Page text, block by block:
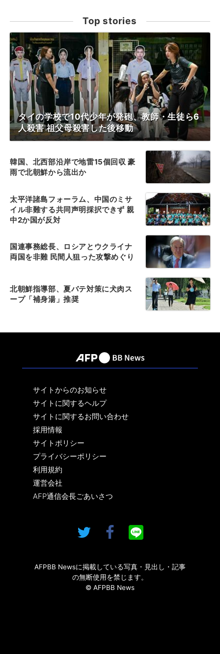
Top stories
タイの学校で10代少年が発砲、教師・生徒ら6
人殺害 祖父母殺害した後移動
韓国、北西部沿岸で地雷15個回収 豪
雨で北朝鮮から流出か
太平洋諸島フォーラム、中国のミサ
イル非難する共同声明採択できず 親
中2か国が反対
国連事務総長、ロシアとウクライナ
両国を非難 民間人狙った攻撃めぐり
北朝鮮指導部、夏バテ対策に犬肉ス
ープ「補身湯」推奨
サイトからのお知らせ
サイトに関するヘルプ
サイトに関するお問い合わせ
採用情報
サイトポリシー
プライバシーポリシー
利用規約
運営会社
AFP通信会長ごあいさつ
AFPBB Newsに掲載している写真・見出し・記事
の無断使用を禁じます。
© AFPBB News